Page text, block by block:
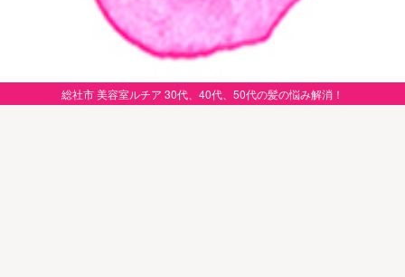
総社市 美容室ルチア 30代、40代、50代の髪の悩み解消！